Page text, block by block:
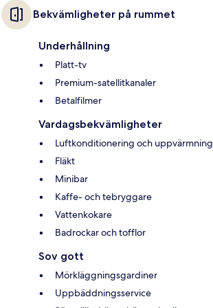
Bekvämligheter på rummet
Underhållning
Platt-tv
Premium-satellitkanaler
Betalfilmer
Vardagsbekvämligheter
Luftkonditionering och uppvärmning
Fläkt
Minibar
Kaffe- och tebryggare
Vattenkokare
Badrockar och tofflor
Sov gott
Mörkläggningsgardiner
Uppbäddningsservice